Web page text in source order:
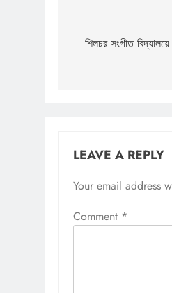
navigation
শিলচর সংগীত
LEAVE A REPLY
Your email address
Comment *